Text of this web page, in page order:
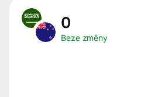
0
Beze změny